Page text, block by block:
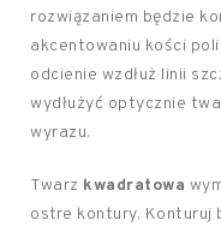
rozwiązaniem będzie
akcentowaniu kości
odcienie wzdłuż linii
wydłużyć optycznie
wyrazu.
Twarz kwadratowa
ostre kontury. Konturuj